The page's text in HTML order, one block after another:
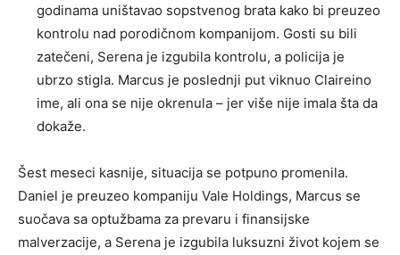
godinama uništavao sopstvenog brata kako bi preuzeo
kontrolu nad porodičnom kompanijom. Gosti su bili
zatečeni, Serena je izgubila kontrolu, a policija je
ubrzo stigla. Marcus je poslednji put viknuo Claireino
ime, ali ona se nije okrenula – jer više nije imala šta da
dokaže.
Šest meseci kasnije, situacija se potpuno promenila.
Daniel je preuzeo kompaniju Vale Holdings, Marcus se
suočava sa optužbama za prevaru i finansijske
malverzacije, a Serena je izgubila luksuzni život kojem se